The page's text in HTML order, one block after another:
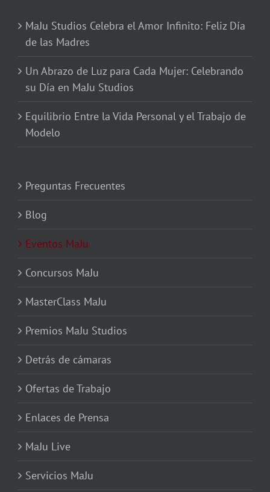
MaJu Studios Celebra el Amor Infinito: Feliz Día
de las Madres
Un Abrazo de Luz para Cada Mujer: Celebrando
su Día en MaJu Studios
Equilibrio Entre la Vida Personal y el Trabajo de
Modelo
Preguntas Frecuentes
Blog
Eventos MaJu
Concursos MaJu
MasterClass MaJu
Premios MaJu Studios
Detrás de cámaras
Ofertas de Trabajo
Enlaces de Prensa
MaJu Live
Servicios MaJu